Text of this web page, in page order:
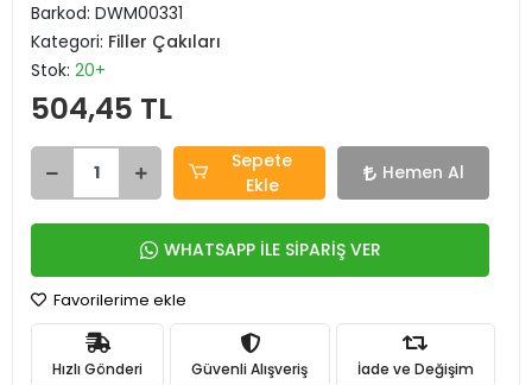
Barkod: DWM00331
Kategori: Filler Çakıları
Stok: 20+
504,45 TL
Sepete
Ekle
Hemen Al
WHATSAPP İLE SİPARİŞ VER
Favorilerime ekle
Hızlı Gönderi Güvenli Alışveriş İade ve Değişim